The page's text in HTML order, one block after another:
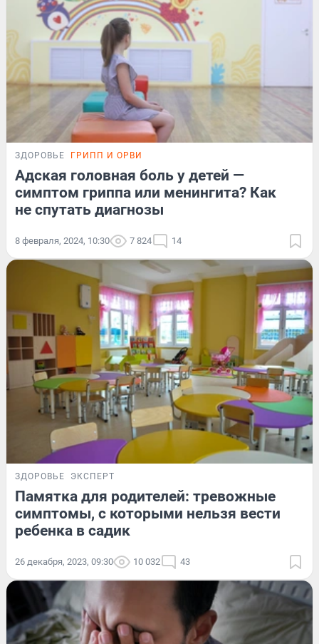
ЗДОРОВЬЕ ГРИПП И ОРВИ
Адская головная боль у детей —
симптом гриппа или менингита? Как
не спутать диагнозы
8 февраля, 2024, 10:30 7 824 14
ЗДОРОВЬЕ ЭКСПЕРТ
Памятка для родителей: тревожные
симптомы, с которыми нельзя вести
ребенка в садик
26 декабря, 2023, 09:30 10 032 43